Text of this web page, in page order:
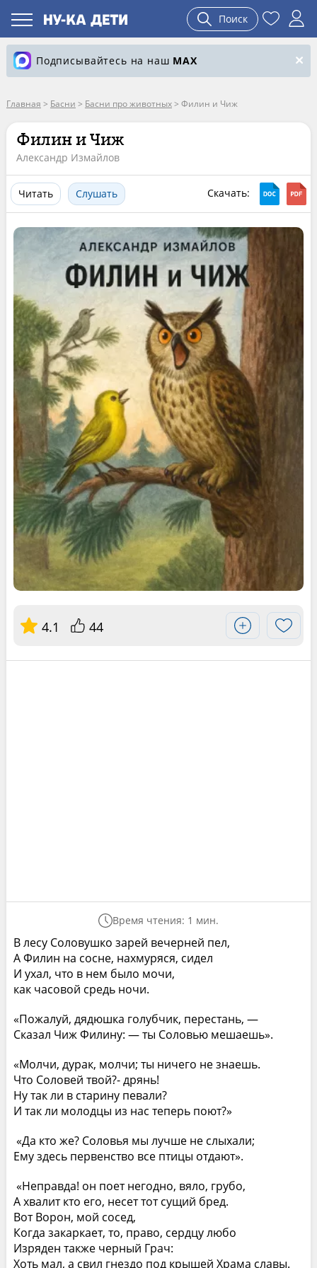
Поиск
Подписывайтесь на наш MAX
Главная > Басни > Басни про животных> Филин и Чиж
Филин и Чиж
Александр Измайлов
Читать Слушать Скачать:
4.1 44
Время чтения: 1 мин.
В лесу Соловушко зарей вечерней пел,
А Филин на сосне, нахмуряся, сидел
И ухал, что в нем было мочи,
как часовой средь ночи.
«Пожалуй, дядюшка голубчик, перестань, —
Сказал Чиж Филину: — ты Соловью мешаешь».
«Молчи, дурак, молчи; ты ничего не знаешь.
Что Соловей твой?- дрянь!
Ну так ли в старину певали?
И так ли молодцы из нас теперь поют?»
«Да кто же? Соловья мы лучше не слыхали;
Ему здесь первенство все птицы отдают».
«Неправда! он поет негодно, вяло, грубо,
А хвалит кто его, несет тот сущий бред.
Вот Ворон, мой сосед,
Когда закаркает, то, право, сердцу любо
Изряден также черный Грач:
Хоть мал, а свил гнездо под крышей Храма славы.